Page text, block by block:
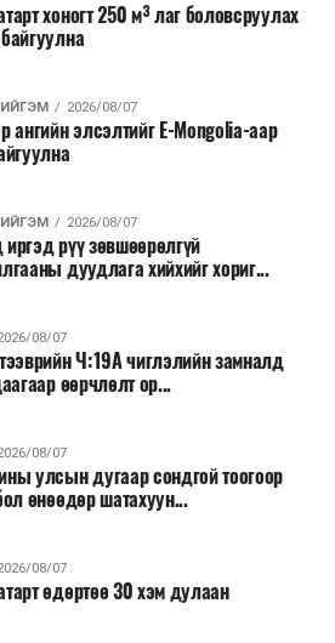
хоногт 250 м³ лаг боловсруулах
2026/08/07
ангийн элсэлтийг E-Mongolia-аар
2026/08/07
рүү зөвшөөрөлгүй
дуудлага хийхийг хориг...
08/07
Ч:19А чиглэлийн замналд
өөрчлөлт ор...
08/07
улсын дугаар сондгой тоогоор
өнөөдөр шатахуун...
08/07
өдөртөө 30 хэм дулаан